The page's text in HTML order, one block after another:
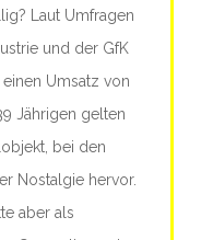
Laut Umfragen
und der GfK
Umsatz von
Jährigen gelten
bei den
Nostalgie hervor.
aber als